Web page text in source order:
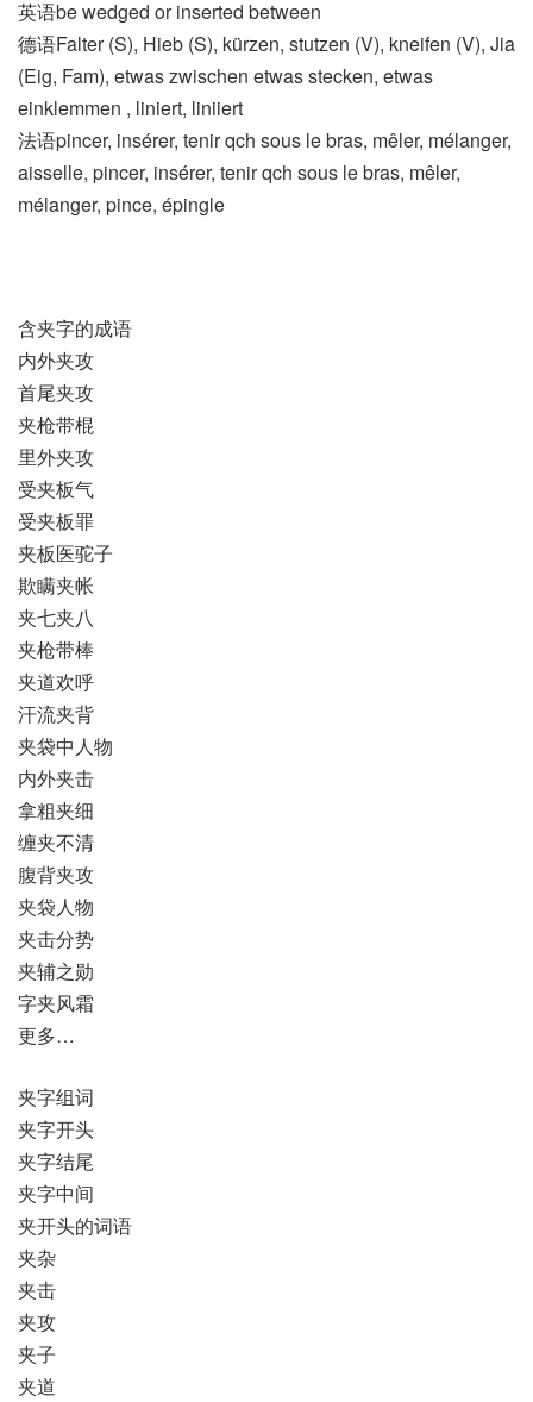
英语be wedged or inserted between
德语Falter (S)​, Hieb (S)​, kürzen, stutzen (V)​, kneifen (V)​, Jia
(Eig, Fam)​, etwas zwischen etwas stecken, etwas
einklemmen , liniert, liniiert
法语pincer, insérer, tenir qch sous le bras, mêler, mélanger,
aisselle, pincer, insérer, tenir qch sous le bras, mêler,
mélanger, pince, épingle
含夹字的成语
内外夹攻
首尾夹攻
夹枪带棍
里外夹攻
受夹板气
受夹板罪
夹板医驼子
欺瞒夹帐
夹七夹八
夹枪带棒
夹道欢呼
汗流夹背
夹袋中人物
内外夹击
拿粗夹细
缠夹不清
腹背夹攻
夹袋人物
夹击分势
夹辅之勋
字夹风霜
更多…
夹字组词
夹字开头
夹字结尾
夹字中间
夹开头的词语
夹杂
夹击
夹攻
夹子
夹道